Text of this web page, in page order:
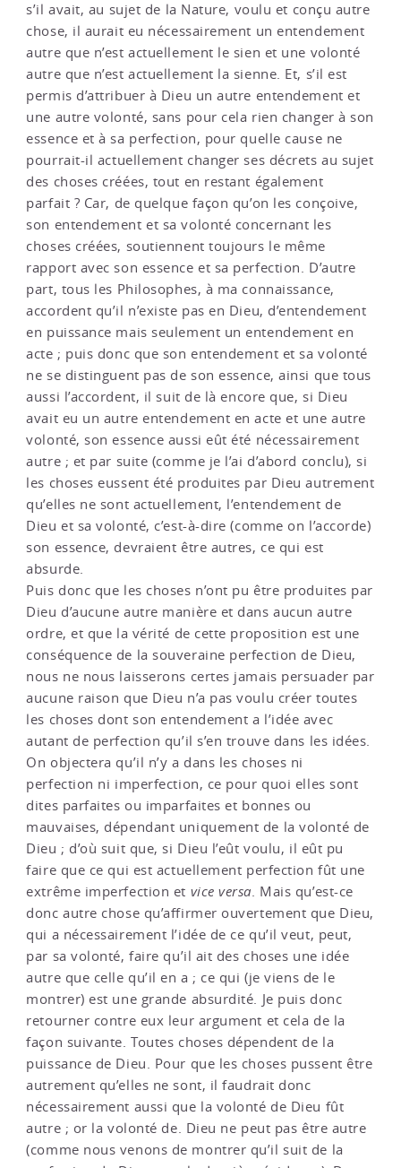
s’il avait, au sujet de la Nature, voulu et conçu autre
chose, il aurait eu nécessairement un entendement
autre que n’est actuellement le sien et une volonté
autre que n’est actuellement la sienne. Et, s’il est
permis d’attribuer à Dieu un autre entendement et
une autre volonté, sans pour cela rien changer à son
essence et à sa perfection, pour quelle cause ne
pourrait-il actuellement changer ses décrets au sujet
des choses créées, tout en restant également
parfait ? Car, de quelque façon qu’on les conçoive,
son entendement et sa volonté concernant les
choses créées, soutiennent toujours le même
rapport avec son essence et sa perfection. D’autre
part, tous les Philosophes, à ma connaissance,
accordent qu’il n’existe pas en Dieu, d’entendement
en puissance mais seulement un entendement en
acte ; puis donc que son entendement et sa volonté
ne se distinguent pas de son essence, ainsi que tous
aussi l’accordent, il suit de là encore que, si Dieu
avait eu un autre entendement en acte et une autre
volonté, son essence aussi eût été nécessairement
autre ; et par suite (comme je l’ai d’abord conclu), si
les choses eussent été produites par Dieu autrement
qu’elles ne sont actuellement, l’entendement de
Dieu et sa volonté, c’est-à-dire (comme on l’accorde)
son essence, devraient être autres, ce qui est
absurde.
Puis donc que les choses n’ont pu être produites par
Dieu d’aucune autre manière et dans aucun autre
ordre, et que la vérité de cette proposition est une
conséquence de la souveraine perfection de Dieu,
nous ne nous laisserons certes jamais persuader par
aucune raison que Dieu n’a pas voulu créer toutes
les choses dont son entendement a l’idée avec
autant de perfection qu’il s’en trouve dans les idées.
On objectera qu’il n’y a dans les choses ni
perfection ni imperfection, ce pour quoi elles sont
dites parfaites ou imparfaites et bonnes ou
mauvaises, dépendant uniquement de la volonté de
Dieu ; d’où suit que, si Dieu l’eût voulu, il eût pu
faire que ce qui est actuellement perfection fût une
extrême imperfection et vice versa. Mais qu’est-ce
donc autre chose qu’affirmer ouvertement que Dieu,
qui a nécessairement l’idée de ce qu’il veut, peut,
par sa volonté, faire qu’il ait des choses une idée
autre que celle qu’il en a ; ce qui (je viens de le
montrer) est une grande absurdité. Je puis donc
retourner contre eux leur argument et cela de la
façon suivante. Toutes choses dépendent de la
puissance de Dieu. Pour que les choses pussent être
autrement qu’elles ne sont, il faudrait donc
nécessairement aussi que la volonté de Dieu fût
autre ; or la volonté de. Dieu ne peut pas être autre
(comme nous venons de montrer qu’il suit de la